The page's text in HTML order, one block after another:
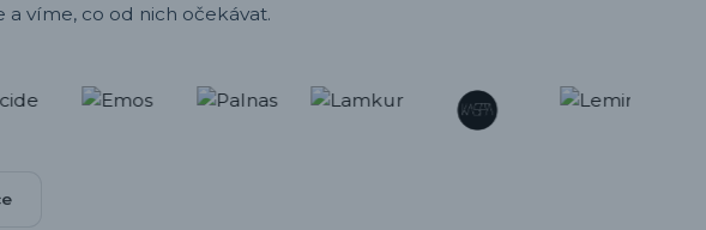
víme, co od nich očekávat.